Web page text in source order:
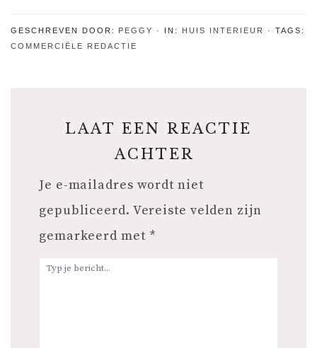
GESCHREVEN DOOR: PEGGY IN: HUIS INTERIEUR
TAGS:
COMMERCIËLE REDACTIE
LAAT EEN REACTIE
ACHTER
Je e-mailadres wordt niet
gepubliceerd. Vereiste velden zijn
gemarkeerd met *